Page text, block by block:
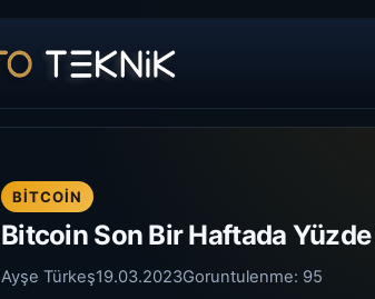
BITCOIN
Bitcoin Son Bir Haftada Yüzde
Ayşe Türkeş19.03.2023Goruntulenme: 95